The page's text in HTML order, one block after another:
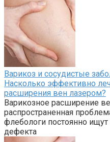
Варикоз и сосудистые
Насколько эффективно
расширения вен лазером?
Варикозное расширение
распространенная
флебологи постоянно
дефекта